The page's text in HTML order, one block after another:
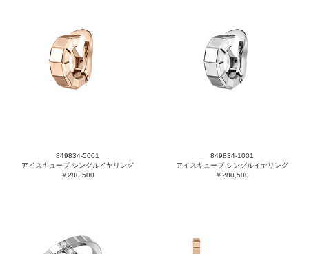
849834-5001
アイスキューブ シングルイヤリング
￥280,500
849834-1001
アイスキューブ シングルイヤリング
￥280,500